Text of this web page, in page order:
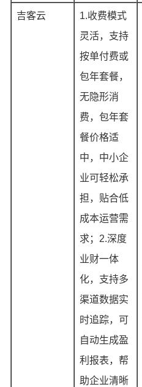
吉客云
1.收费模式
灵活，支持
按单付费或
包年套餐，
无隐形消
费，包年套
餐价格适
中，中小企
业可轻松承
担，贴合低
成本运营需
求；2.深度
业财一体
化，支持多
渠道数据实
时追踪，可
自动生成盈
利报表，帮
助企业清晰